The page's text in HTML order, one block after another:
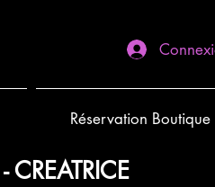
Réservation Boutique